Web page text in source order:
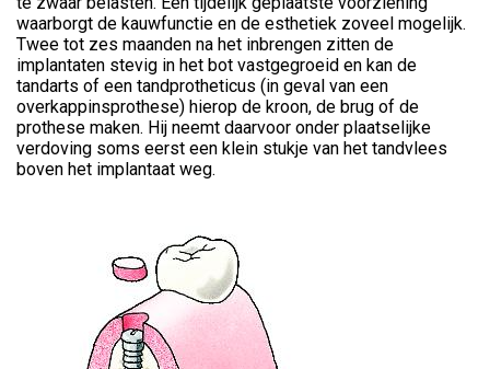
waarborgt de kauwfunctie en de esthetiek zoveel mogelijk.
Twee tot zes maanden na het inbrengen zitten de
implantaten stevig in het bot vastgegroeid en kan de
tandarts of een tandprotheticus (in geval van een
overkappinsprothese) hierop de kroon, de brug of de
prothese maken. Hij neemt daarvoor onder plaatselijke
verdoving soms eerst een klein stukje van het tandvlees
boven het implantaat weg.